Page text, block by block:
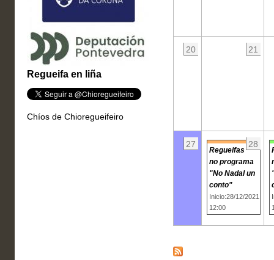
Regueifa en liña
Chíos de Chioregueifeiro
20 21
27 28
Regueifas
no programa
"No Nadal un
conto"
Inicio:28/12/2021
12:00